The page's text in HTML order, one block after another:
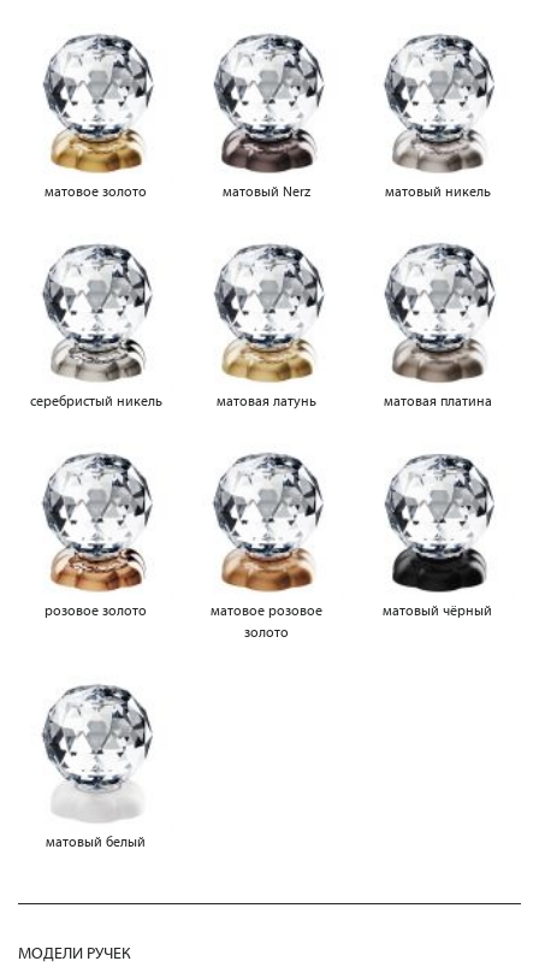
матовое золото матовый Nerz матовый никель
серебристый никель матовая латунь матовая платина
розовое золото
матовое розовое
золото
матовый чёрный
матовый белый
МОДЕЛИ РУЧЕК